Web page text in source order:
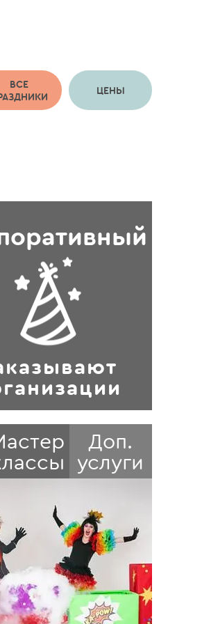
ВСЕ
ЦЕНЫ
Доп.
услуги